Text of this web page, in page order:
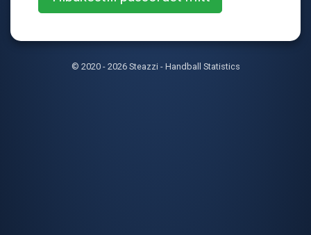
© 2020 - 2026 Steazzi - Handball Statistics